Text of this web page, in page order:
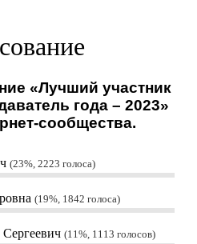
«Лучший участник
года – 2023»
сообщества.
23%, 2223 голоса
19%, 1842 голоса
11%, 1113 голосов